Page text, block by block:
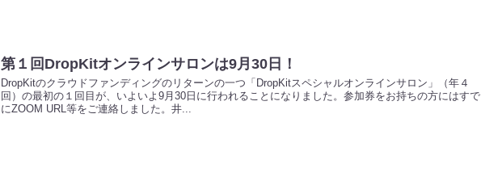
第１回DropKitオンラインサロンは9月30日！
DropKitのクラウドファンディングのリターンの一つ「DropKitスペシャルオンラインサロン」（年４
回）の最初の１回目が、いよいよ9月30日に行われることになりました。参加券をお持ちの方にはすで
にZOOM URL等をご連絡しました。井...